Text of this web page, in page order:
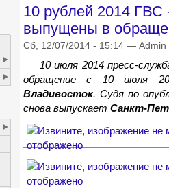
10 рублей 2014 ГВС
выпущены в
Сб, 12/07/2014 - 15:14 — Admin
10 июля 2014 пресс-
обращение с 10 июля
Владивосток. Судя по
снова выпускает Санкт-